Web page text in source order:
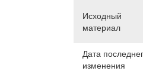
Исходный
материал
Дата
изменения